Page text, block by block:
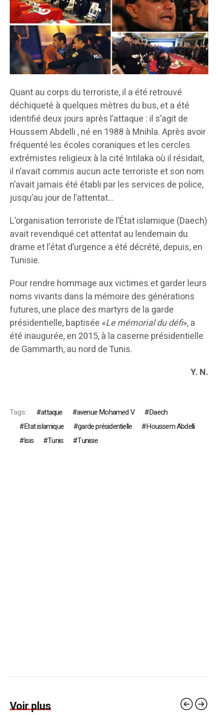
Quant au corps du terroriste, il a été retrouvé
déchiqueté à quelques mètres du bus, et a été
identifié deux jours après l’attaque : il s’agit de
Houssem Abdelli , né en 1988 à Mnihla. Après avoir
fréquenté les écoles coraniques et les cercles
extrémistes religieux à la cité Intilaka où il résidait,
il n’avait commis aucun acte terroriste et son nom
n’avait jamais été établi par les services de police,
jusqu’au jour de l’attentat…
L’organisation terroriste de l’État islamique (Daech)
avait revendiqué cet attentat au lendemain du
drame et l’état d’urgence a été décrété, depuis, en
Tunisie.
Pour rendre hommage aux victimes et garder leurs
noms vivants dans la mémoire des générations
futures, une place des martyrs de la garde
présidentielle, baptisée «Le mémorial du défi», a
été inaugurée, en 2015, à la caserne présidentielle
de Gammarth, au nord de Tunis.
Y. N.
Tags: attaque avenue Mohamed V
Daech
Etat islamique
garde présidentielle
Houssem Abdelli
Isis
Tunis Tunisie
Voir plus